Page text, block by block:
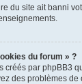
du site ait banni
du forum » ?
créés par phpBB3
des problèmes